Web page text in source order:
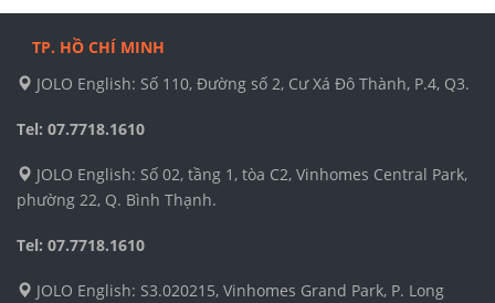
TP. HỒ CHÍ MINH
JOLO English: Số 110, Đường số 2, Cư Xá Đô Thành, P.4, Q3.
Tel: 07.7718.1610
JOLO English: Số 02, tầng 1, tòa C2, Vinhomes Central Park,
phường 22, Q. Bình Thạnh.
Tel: 07.7718.1610
JOLO English: S3.020215, Vinhomes Grand Park, P. Long